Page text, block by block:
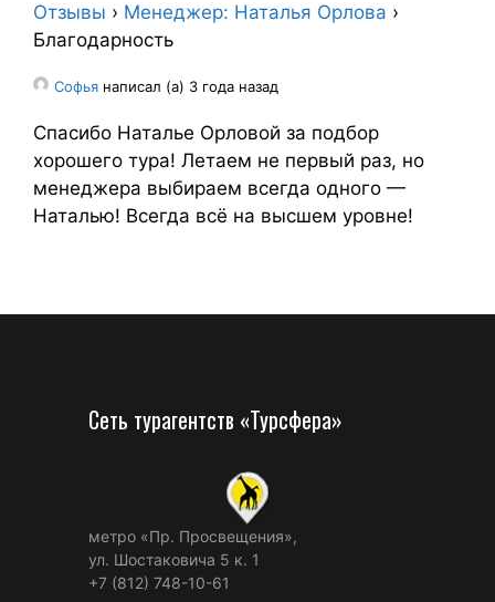
Отзывы › Менеджер: Наталья Орлова ›
Благодарность
Софья написал (а) 3 года назад
Спасибо Наталье Орловой за подбор
хорошего тура! Летаем не первый раз, но
менеджера выбираем всегда одного —
Наталью! Всегда всё на высшем уровне!
Сеть турагентств «Турсфера»
метро «Пр. Просвещения»,
ул. Шостаковича 5 к. 1
+7 (812) 748-10-61